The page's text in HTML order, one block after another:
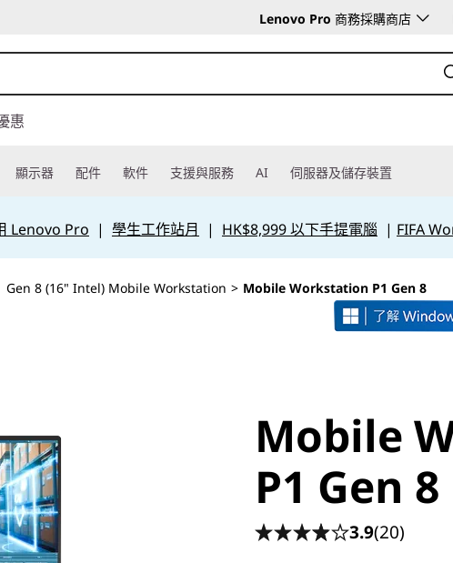
Lenovo Pro 商務採購商店
惠
顯示器 配件 軟件 支援與服務 AI 伺服器及儲存裝置
Lenovo Pro | 學生工作站月 | HK$8,999 以下手提電腦 | FIFA
Gen 8 (16" Intel) Mobile Workstation > Mobile Workstation P1 Gen 8
Mobile
P1 Gen 8
3.9(20)